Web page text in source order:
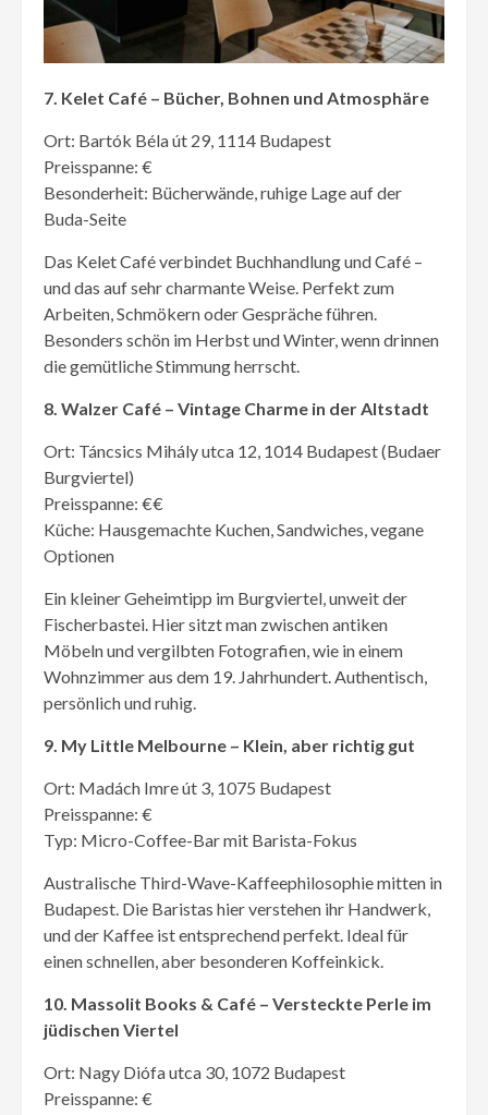
7. Kelet Café – Bücher, Bohnen und Atmosphäre
Ort: Bartók Béla út 29, 1114 Budapest
Preisspanne: €
Besonderheit: Bücherwände, ruhige Lage auf der
Buda-Seite
Das Kelet Café verbindet Buchhandlung und Café –
und das auf sehr charmante Weise. Perfekt zum
Arbeiten, Schmökern oder Gespräche führen.
Besonders schön im Herbst und Winter, wenn drinnen
die gemütliche Stimmung herrscht.
8. Walzer Café – Vintage Charme in der Altstadt
Ort: Táncsics Mihály utca 12, 1014 Budapest (Budaer
Burgviertel)
Preisspanne: €€
Küche: Hausgemachte Kuchen, Sandwiches, vegane
Optionen
Ein kleiner Geheimtipp im Burgviertel, unweit der
Fischerbastei. Hier sitzt man zwischen antiken
Möbeln und vergilbten Fotografien, wie in einem
Wohnzimmer aus dem 19. Jahrhundert. Authentisch,
persönlich und ruhig.
9. My Little Melbourne – Klein, aber richtig gut
Ort: Madách Imre út 3, 1075 Budapest
Preisspanne: €
Typ: Micro-Coffee-Bar mit Barista-Fokus
Australische Third-Wave-Kaffeephilosophie mitten in
Budapest. Die Baristas hier verstehen ihr Handwerk,
und der Kaffee ist entsprechend perfekt. Ideal für
einen schnellen, aber besonderen Koffeinkick.
10. Massolit Books & Café – Versteckte Perle im
jüdischen Viertel
Ort: Nagy Diófa utca 30, 1072 Budapest
Preisspanne: €